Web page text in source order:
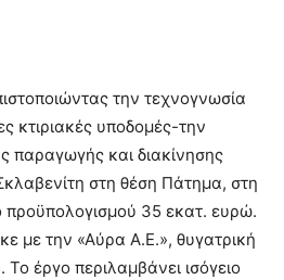
την τεχνογνωσία
κτιριακές υποδομές-την
παραγωγής και διακίνησης
στη θέση Πάτημα, στη
προϋπολογισμού 35 εκατ. ευρώ.
με την «Αύρα Α.Ε.», θυγατρική
έργο περιλαμβάνει ισόγειο